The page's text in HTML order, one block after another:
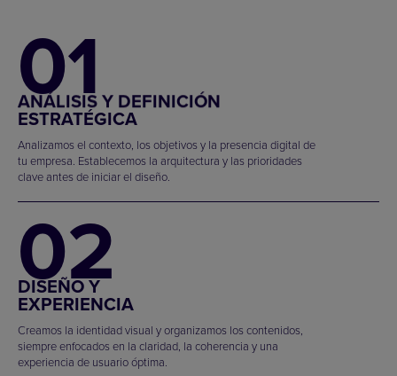
01
ANÁLISIS Y DEFINICIÓN
ESTRATÉGICA
Analizamos el contexto, los objetivos y la presencia digital de
tu empresa. Establecemos la arquitectura y las prioridades
clave antes de iniciar el diseño.
02
DISEÑO Y
EXPERIENCIA
Creamos la identidad visual y organizamos los contenidos,
siempre enfocados en la claridad, la coherencia y una
experiencia de usuario óptima.